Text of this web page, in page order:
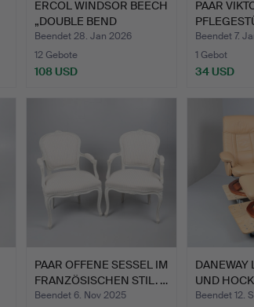
ERCOL WINDSOR BEECH
„DOUBLE BEND
LOUNGESES…
Beendet 28. Jan 2026
12 Gebote
108 USD
PAAR
MAHAG…
Beendet 7.
1 Gebot
34 USD
PAAR OFFENE SESSEL IM
FRANZÖSISCHEN STIL. …
Beendet 6. Nov 2025
DANEWAY
UND
Beendet 12.